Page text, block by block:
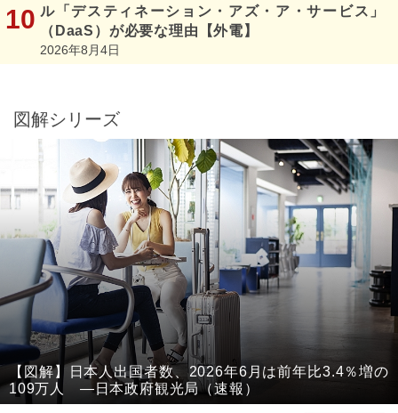
ル「デスティネーション・アズ・ア・サービス」
（DaaS）が必要な理由【外電】
2026年8月4日
図解シリーズ
【図解】日本人出国者数、2026年6月は前年比3.4％増の
109万人 ―日本政府観光局（速報）